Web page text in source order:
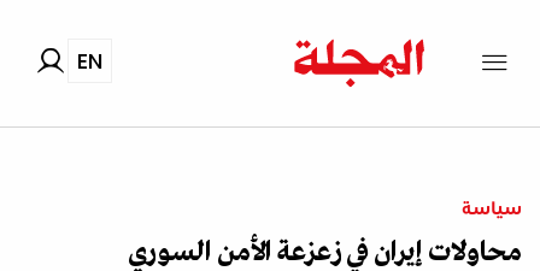
EN
سياسة
محاولات إيران في زعزعة الأمن السوري